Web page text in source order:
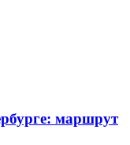
маршрут